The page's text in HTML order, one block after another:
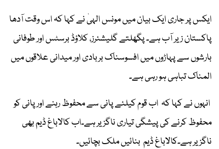
ایکس پر جاری ایک بیان میں مونس الہیٰ نے کہا کہ اس وقت آدھا
پاکستان زیر آب ہے۔ پگھلتے گلیشئرز، کلاؤڈ برسٹس اور طوفانی
بارشوں سے پہاڑوں میں افسوسناک بربادی اور میدانی علاقوں میں
المناک تباہی ہو رہی ہے۔
انہوں نے کہا کہ اب قوم کیلئے پانی سے محفوظ رہنے اور پانی کو
محفوظ کرنے کی پیشگی تیاری ناگزیر ہے۔اب کالاباغ ڈیم بھی
ناگزیر ہے۔‎کالاباغ ڈیم بنائیں ملک بچائیں۔